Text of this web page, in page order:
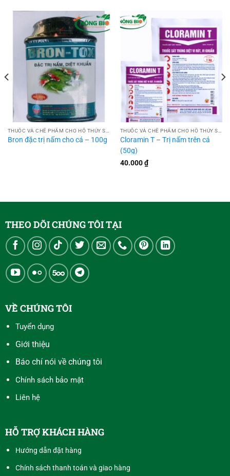
Bron đặc trị nấm cho cá – 100g
Cloramin T – Trị nấm trên cá
(50g)
40.000₫
THEO DÕI CHÚNG TÔI TẠI
VỀ CHÚNG TÔI
Tuyển dụng
Giới thiệu
Báo chí nói về chúng tôi
Chính sách bảo mật
Liên hệ
HỖ TRỢ KHÁCH HÀNG
Hướng dẫn đặt hàng
Chính sách thanh toán và giao hàng